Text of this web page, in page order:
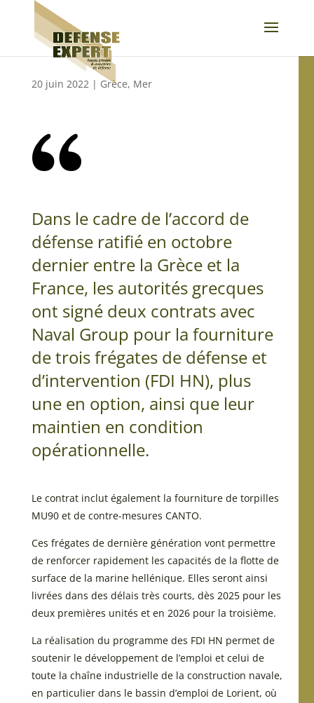
20 juin 2022| Grèce, Mer
Dans le cadre de l’accord de
défense ratifié en octobre
dernier entre la Grèce et la
France, les autorités grecques
ont signé deux contrats avec
Naval Group pour la fourniture
de trois frégates de défense et
d’intervention (FDI HN), plus
une en option, ainsi que leur
maintien en condition
opérationnelle.
Le contrat inclut également la fourniture de torpilles
MU90 et de contre-mesures CANTO.
Ces frégates de dernière génération vont permettre
de renforcer rapidement les capacités de la flotte de
surface de la marine hellénique. Elles seront ainsi
livrées dans des délais très courts, dès 2025 pour les
deux premières unités et en 2026 pour la troisième.
La réalisation du programme des FDI HN permet de
soutenir le développement de l’emploi et celui de
toute la chaîne industrielle de la construction navale,
en particulier dans le bassin d’emploi de Lorient, où